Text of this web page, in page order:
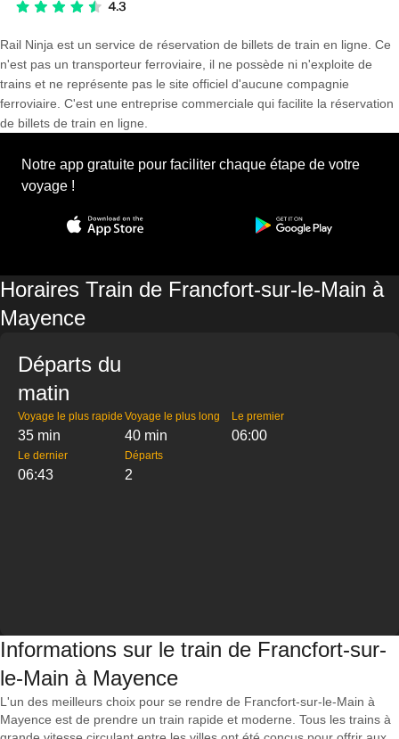
Rail Ninja est un service de réservation de billets de train en ligne. Ce
n'est pas un transporteur ferroviaire, il ne possède ni n'exploite de
trains et ne représente pas le site officiel d'aucune compagnie
ferroviaire. C'est une entreprise commerciale qui facilite la réservation
de billets de train en ligne.
Notre app gratuite pour faciliter chaque étape de votre
voyage !
Horaires Train de Francfort-sur-le-Main à
Mayence
Départs du
matin
Voyage le plus rapide
35 min
Voyage le plus long
40 min
Le premier
06:00
Le dernier
06:43
Départs
2
Informations sur le train de Francfort-sur-
le-Main à Mayence
L'un des meilleurs choix pour se rendre de Francfort-sur-le-Main à
Mayence est de prendre un train rapide et moderne. Tous les trains à